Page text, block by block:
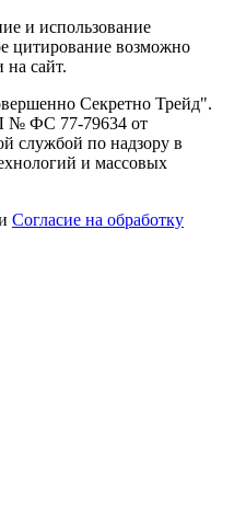
и использование
цитирование возможно
на сайт.
Секретно Трейд".
№ ФС 77-79634 от
службой по надзору в
и массовых
Согласие на обработку